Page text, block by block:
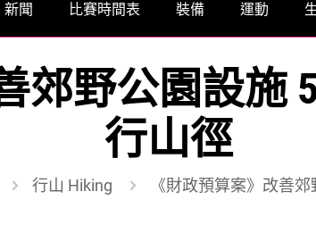
新聞 比賽時間表 裝備 運動
郊野公園設施
行山徑
行山 Hiking 《財政預算案》改善